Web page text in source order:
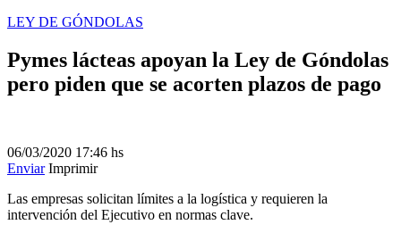
LEY DE GÓNDOLAS
Pymes lácteas apoyan la Ley de Góndolas
pero piden que se acorten plazos de pago
06/03/2020 17:46 hs
Enviar Imprimir
Las empresas solicitan límites a la logística y requieren la
intervención del Ejecutivo en normas clave.